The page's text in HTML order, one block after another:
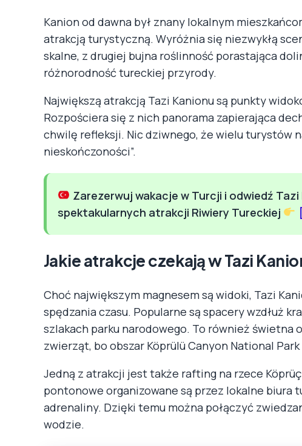
Kanion od dawna był znany lokalnym
atrakcją turystyczną. Wyróżnia się niezwykłą
skalne, z drugiej bujna roślinność porastająca
różnorodność tureckiej przyrody.
Największą atrakcją Tazi Kanionu są punkty
Rozpościera się z nich panorama zapierająca
chwilę refleksji. Nic dziwnego, że wielu turystów
nieskończoności”.
Zarezerwuj wakacje w Turcji i odwiedź
spektakularnych atrakcji Riwiery Tureckiej
Jakie atrakcje czekają w Tazi
Choć największym magnesem są widoki, Tazi
spędzania czasu. Popularne są spacery wzdłuż
szlakach parku narodowego. To również świetna
zwierząt, bo obszar Köprülü Canyon National
Jedną z atrakcji jest także rafting na rzece
pontonowe organizowane są przez lokalne biura
adrenaliny. Dzięki temu można połączyć
wodzie.